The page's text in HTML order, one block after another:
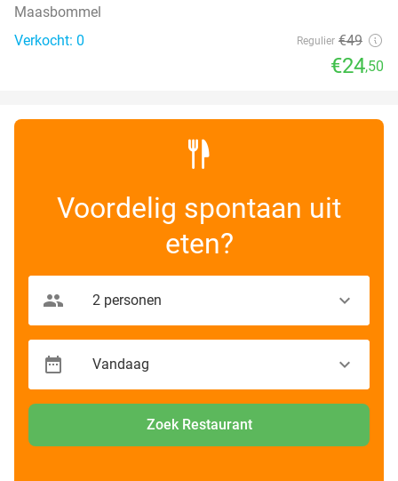
Maasbommel
Verkocht: 0
Regulier €49
€24,50
Voordelig spontaan uit
eten?
Zoek Restaurant